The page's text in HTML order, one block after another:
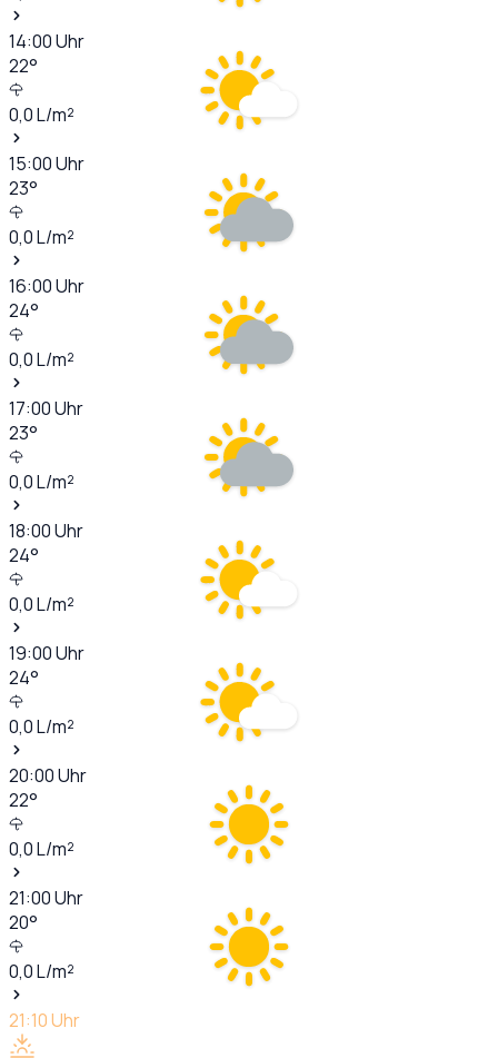
14:00Uhr
22°
0,0L/m²
15:00Uhr
23°
0,0L/m²
16:00Uhr
24°
0,0L/m²
17:00Uhr
23°
0,0L/m²
18:00Uhr
24°
0,0L/m²
19:00Uhr
24°
0,0L/m²
20:00Uhr
22°
0,0L/m²
21:00Uhr
20°
0,0L/m²
21:10Uhr